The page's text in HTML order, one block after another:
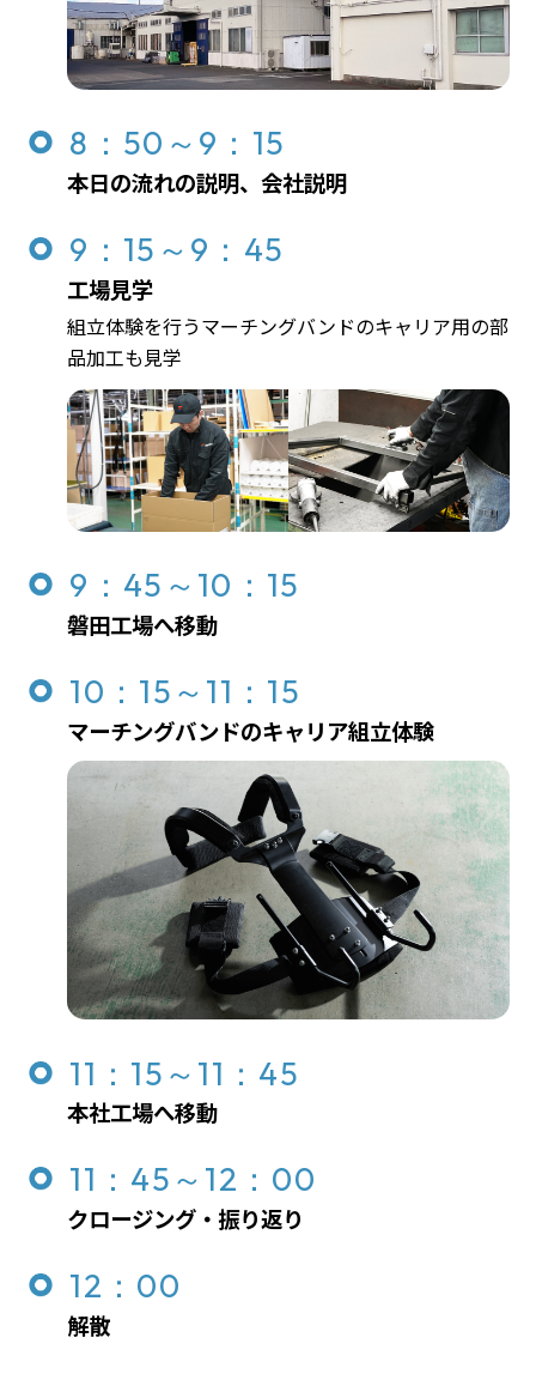
8：50～9：15
本日の流れの説明、会社説明
9：15～9：45
工場見学
組立体験を行うマーチングバンドのキャリア用の部
品加工も見学
9：45～10：15
磐田工場へ移動
10：15～11：15
マーチングバンドのキャリア組立体験
11：15～11：45
本社工場へ移動
11：45～12：00
クロージング・振り返り
12：00
解散